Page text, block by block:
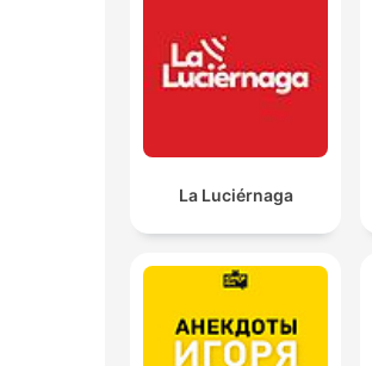
La Luciérnaga